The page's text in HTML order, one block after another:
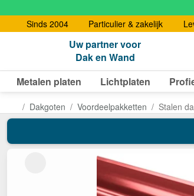
Sinds 2004
Particulier & zakelijk
Uw partner voor
Dak en Wand
Metalen platen Lichtplaten
Dakgoten Voordeelpakketten Stalen